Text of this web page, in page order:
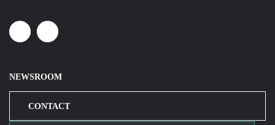
LinkedinYoutube
NEWSROOM
CONTACT